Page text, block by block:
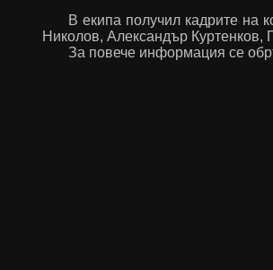
В екипа получил кадрите на
Николов, Александър
За повече информация се